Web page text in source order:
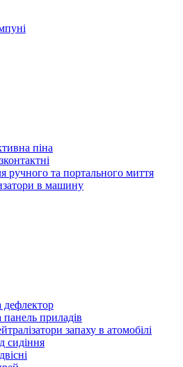
піна
ручного та портального миття
в машину
дефлектор
приладів
запаху в атомобілі
сидіння